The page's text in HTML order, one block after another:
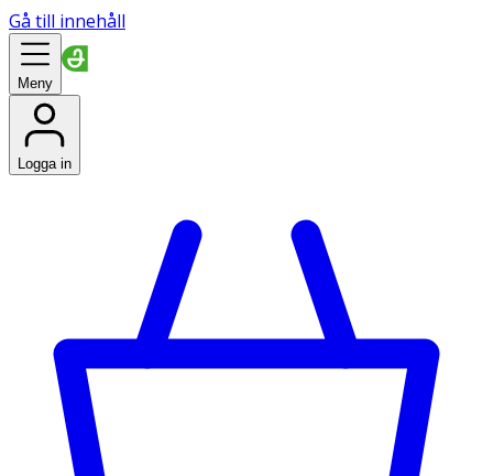
Gå till innehåll
Meny
Logga in